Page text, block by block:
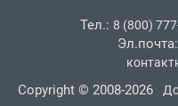
Тел.: 8 (800)
Эл.почта:
Copyright © 2008-2026